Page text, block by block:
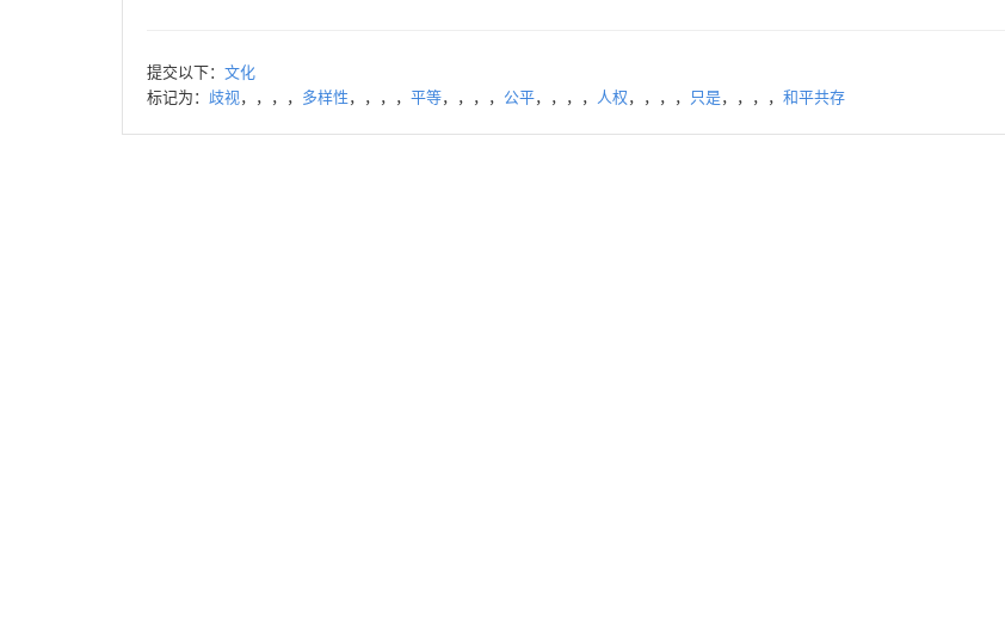
提交以下： 文化
标记为： 歧视，，，， 多样性，，，， 平等，，，， 公平，，，， 人权，，，， 只是，，，， 和平共存